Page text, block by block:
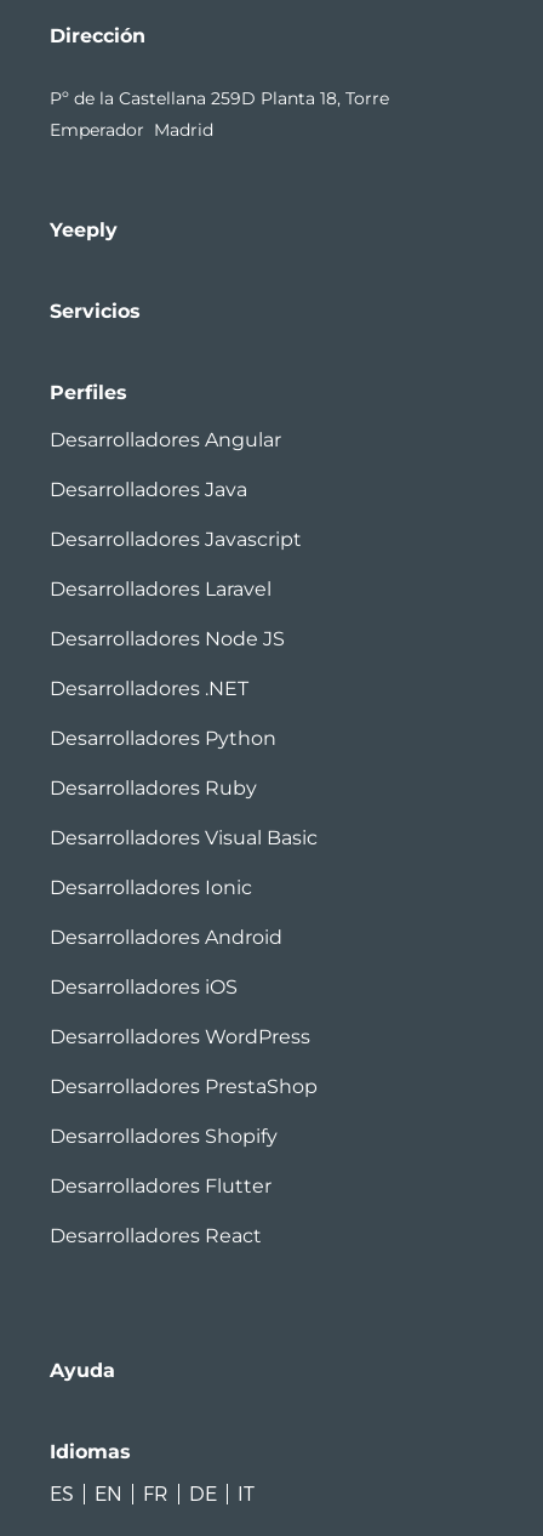
Dirección
Pº de la Castellana 259D Planta 18, Torre
Emperador Madrid
Yeeply
Servicios
Perfiles
Desarrolladores Angular
Desarrolladores Java
Desarrolladores Javascript
Desarrolladores Laravel
Desarrolladores Node JS
Desarrolladores .NET
Desarrolladores Python
Desarrolladores Ruby
Desarrolladores Visual Basic
Desarrolladores Ionic
Desarrolladores Android
Desarrolladores iOS
Desarrolladores WordPress
Desarrolladores PrestaShop
Desarrolladores Shopify
Desarrolladores Flutter
Desarrolladores React
Ayuda
Idiomas
ES
EN FR DE IT